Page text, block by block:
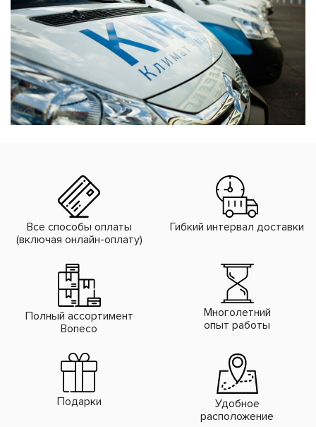
Все способы оплаты
(включая онлайн-оплату)
Гибкий интервал доставки
Полный ассортимент
Boneco
Многолетний
опыт работы
Подарки
Удобное
расположение